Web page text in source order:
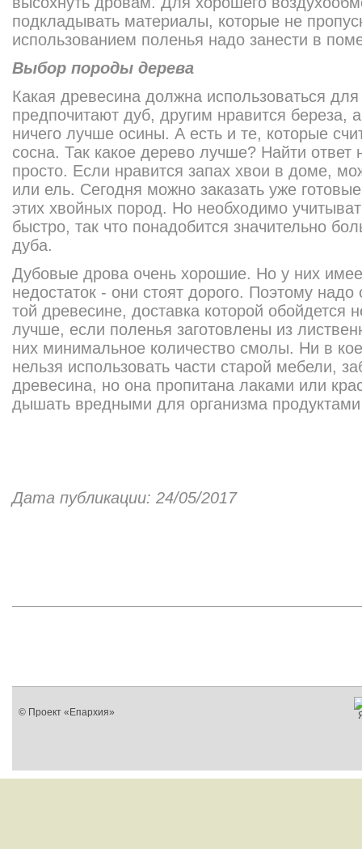
подкладывать материалы, которые не
использованием поленья надо занести в
Выбор породы дерева
Какая древесина должна использоваться
предпочитают дуб, другим нравится береза, а
ничего лучше осины. А есть и те, которые
сосна. Так какое дерево лучше? Найти ответ
просто. Если нравится запах хвои в доме,
или ель. Сегодня можно заказать уже
этих хвойных пород. Но необходимо
быстро, так что понадобится значительно
дуба.
Дубовые дрова очень хорошие. Но у них
недостаток - они стоят дорого. Поэтому надо
той древесине, доставка которой обойдется
лучше, если поленья заготовлены из
них минимальное количество смолы. Ни в
нельзя использовать части старой мебели,
древесина, но она пропитана лаками или
дышать вредными для организма продуктами
Дата публикации: 24/05/2017
© Проект «Епархия»